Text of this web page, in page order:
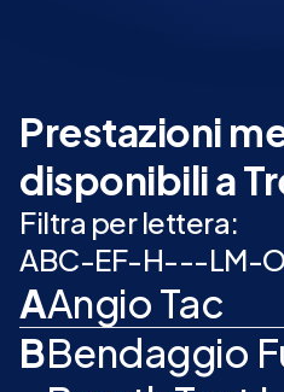
Prestazioni
disponibili a
Filtra per lettera:
ABC-EF-H---LM-O
AAngio Tac
BBendaggio